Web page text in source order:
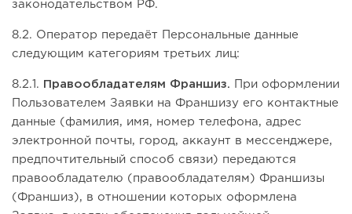
законодательством РФ.
8.2. Оператор передаёт Персональные данные
следующим категориям третьих лиц:
8.2.1. Правообладателям Франшиз. При оформлении
Пользователем Заявки на Франшизу его контактные
данные (фамилия, имя, номер телефона, адрес
электронной почты, город, аккаунт в мессенджере,
предпочтительный способ связи) передаются
правообладателю (правообладателям) Франшизы
(Франшиз), в отношении которых оформлена